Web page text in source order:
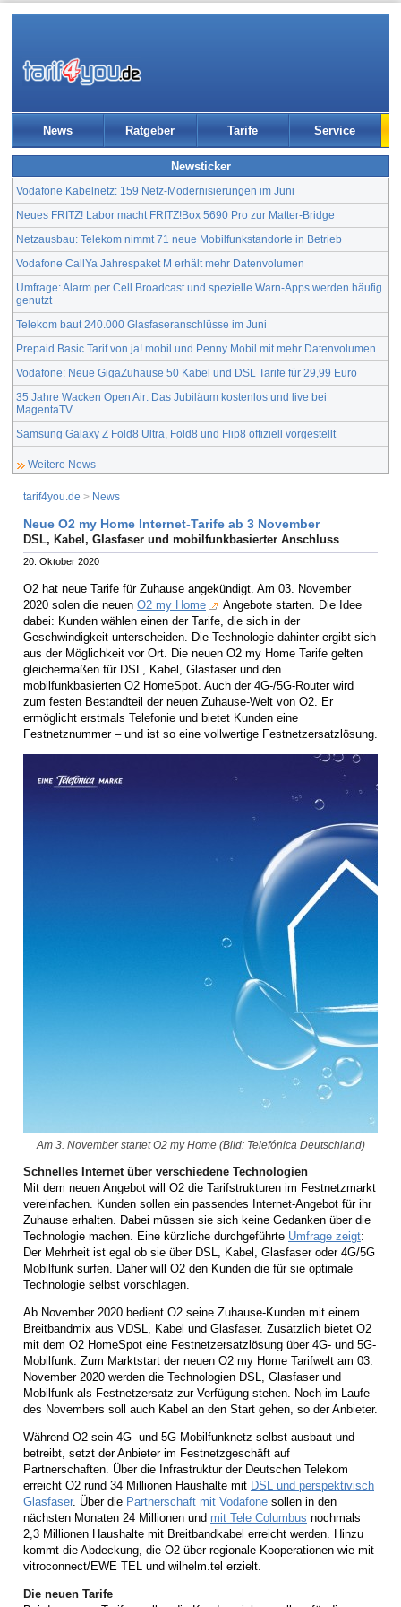
News Ratgeber Tarife Service
Newsticker
Vodafone Kabelnetz: 159 Netz-Modernisierungen im Juni
Neues FRITZ! Labor macht FRITZ!Box 5690 Pro zur Matter-Bridge
Netzausbau: Telekom nimmt 71 neue Mobilfunkstandorte in Betrieb
Vodafone CallYa Jahrespaket M erhält mehr Datenvolumen
Umfrage: Alarm per Cell Broadcast und spezielle Warn-Apps werden häufig
genutzt
Telekom baut 240.000 Glasfaseranschlüsse im Juni
Prepaid Basic Tarif von ja! mobil und Penny Mobil mit mehr Datenvolumen
Vodafone: Neue GigaZuhause 50 Kabel und DSL Tarife für 29,99 Euro
35 Jahre Wacken Open Air: Das Jubiläum kostenlos und live bei
MagentaTV
Samsung Galaxy Z Fold8 Ultra, Fold8 und Flip8 offiziell vorgestellt
Weitere News
tarif4you.de > News
Neue O2 my Home Internet-Tarife ab 3 November
DSL, Kabel, Glasfaser und mobilfunkbasierter Anschluss
20. Oktober 2020
O2 hat neue Tarife für Zuhause angekündigt. Am 03. November
2020 solen die neuen O2 my Home
Angebote starten. Die Idee
dabei: Kunden wählen einen der Tarife, die sich in der
Geschwindigkeit unterscheiden. Die Technologie dahinter ergibt sich
aus der Möglichkeit vor Ort. Die neuen O2 my Home Tarife gelten
gleichermaßen für DSL, Kabel, Glasfaser und den
mobilfunkbasierten O2 HomeSpot. Auch der 4G-/5G-Router wird
zum festen Bestandteil der neuen Zuhause-Welt von O2. Er
ermöglicht erstmals Telefonie und bietet Kunden eine
Festnetznummer – und ist so eine vollwertige Festnetzersatzlösung.
Am 3. November startet O2 my Home (Bild: Telefónica Deutschland)
Schnelles Internet über verschiedene Technologien
Mit dem neuen Angebot will O2 die Tarifstrukturen im Festnetzmarkt
vereinfachen. Kunden sollen ein passendes Internet-Angebot für ihr
Zuhause erhalten. Dabei müssen sie sich keine Gedanken über die
Technologie machen. Eine kürzliche durchgeführte Umfrage zeigt:
Der Mehrheit ist egal ob sie über DSL, Kabel, Glasfaser oder 4G/5G
Mobilfunk surfen. Daher will O2 den Kunden die für sie optimale
Technologie selbst vorschlagen.
Ab November 2020 bedient O2 seine Zuhause-Kunden mit einem
Breitbandmix aus VDSL, Kabel und Glasfaser. Zusätzlich bietet O2
mit dem O2 HomeSpot eine Festnetzersatzlösung über 4G- und 5G-
Mobilfunk. Zum Marktstart der neuen O2 my Home Tarifwelt am 03.
November 2020 werden die Technologien DSL, Glasfaser und
Mobilfunk als Festnetzersatz zur Verfügung stehen. Noch im Laufe
des Novembers soll auch Kabel an den Start gehen, so der Anbieter.
Während O2 sein 4G- und 5G-Mobilfunknetz selbst ausbaut und
betreibt, setzt der Anbieter im Festnetzgeschäft auf
Partnerschaften. Über die Infrastruktur der Deutschen Telekom
erreicht O2 rund 34 Millionen Haushalte mit DSL und perspektivisch
Glasfaser. Über die Partnerschaft mit Vodafone sollen in den
nächsten Monaten 24 Millionen und mit Tele Columbus nochmals
2,3 Millionen Haushalte mit Breitbandkabel erreicht werden. Hinzu
kommt die Abdeckung, die O2 über regionale Kooperationen wie mit
vitroconnect/EWE TEL und wilhelm.tel erzielt.
Die neuen Tarife